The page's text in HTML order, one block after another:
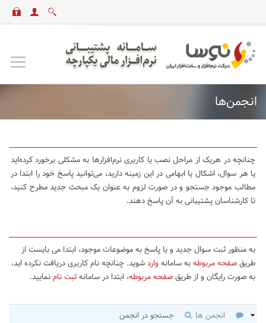
انجمن‌ها
چنانچه در هریک از مراحل نصب یا کاربری نرم‌افزارها به مشکلی برخورد کرده‌اید
یا هر سوال، اشکال یا ابهامی در این زمینه دارید، می‌توانید پاسخ خود را ابتدا در
مطالب موجود جستجو و در صورت لزوم به عنوان یک مبحث جدید مطرح کنید،
تا کارشناسان پشتیبانی به آن پاسخ دهند.
به منظور ثبت سوال جدید و یا پاسخ به موضوعات موجود، ابتدا می بایست از
طریقصفحه مربوطهبه سامانه واردشوید. چنانچه نام کاربری دریافت نکرده اید،
به صورت رایگان و از طریقصفحه مربوطه، ابتدا در سامانهثبت نامنمایید.
انجمن ها
جستجو در انجمن